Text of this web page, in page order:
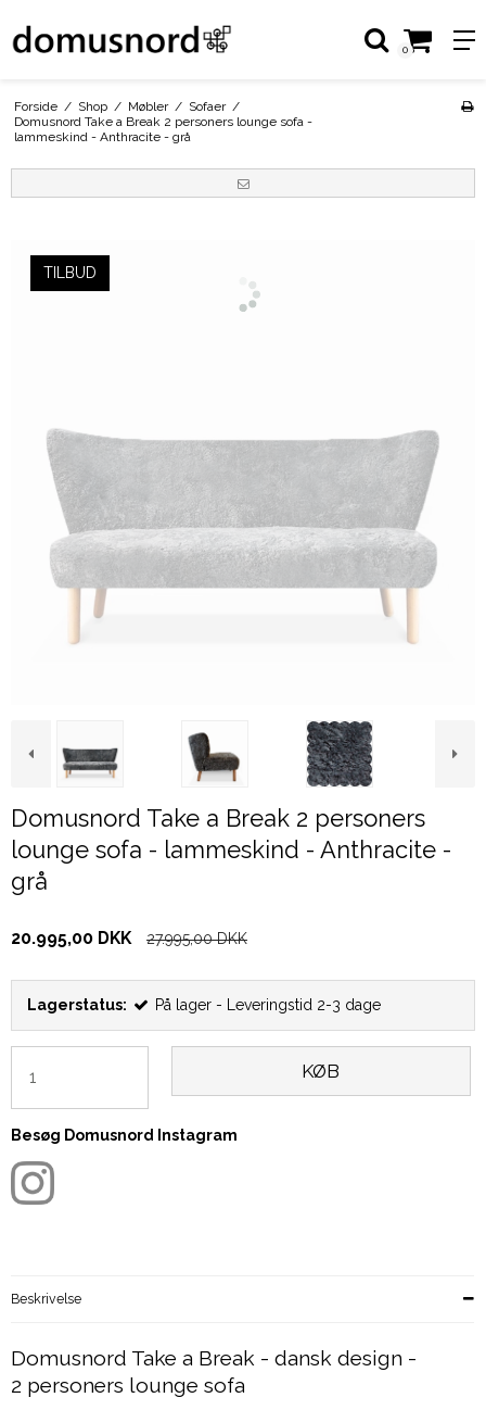
0
Forside / Shop / Møbler / Sofaer /
Domusnord Take a Break 2 personers lounge sofa -
lammeskind - Anthracite - grå
TILBUD
Domusnord Take a Break 2 personers
lounge sofa - lammeskind - Anthracite -
grå
20.995,00 DKK 27.995,00 DKK
Lagerstatus: På lager - Leveringstid 2-3 dage
KØB
Besøg Domusnord Instagram
Beskrivelse
Domusnord Take a Break - dansk design -
2 personers lounge sofa